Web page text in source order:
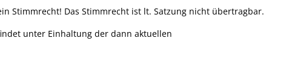
Stimmrecht! Das Stimmrecht ist lt. Satzung nicht übertragbar.
unter Einhaltung der dann aktuellen